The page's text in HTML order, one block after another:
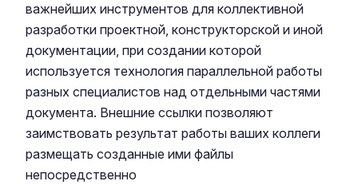
важнейших инструментов для коллективной
разработки проектной, конструкторской и иной
документации, при создании которой
используется технология параллельной работы
разных специалистов над отдельными частями
документа. Внешние ссылки позволяют
заимствовать результат работы ваших коллеги
размещать созданные ими файлы
непосредственно